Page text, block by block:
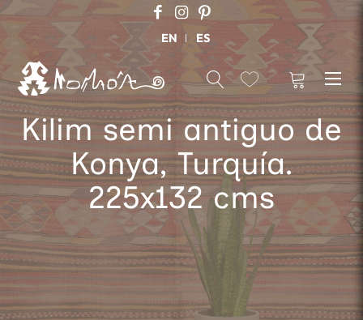
EN ES
Kilim semi antiguo de
Konya, Turquía.
225x132 cms